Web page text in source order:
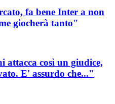
fa bene Inter a non
giocherà tanto"
così un giudice,
E' assurdo che..."